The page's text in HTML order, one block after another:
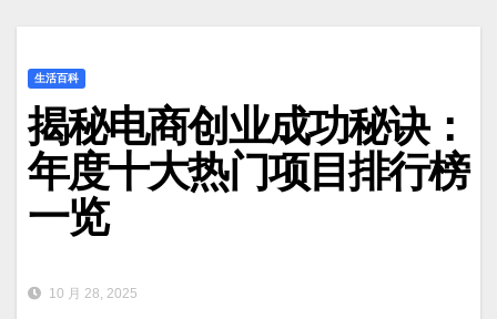
生活百科
揭秘电商创业成功秘诀：
年度十大热门项目排行榜
一览
10 月 28, 2025